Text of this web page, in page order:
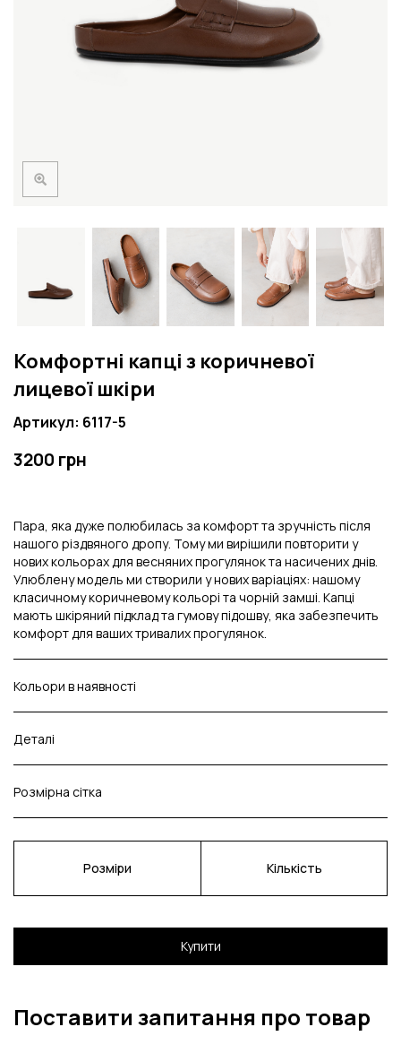
Комфортні капці з коричневої
лицевої шкіри
Артикул: 6117-5
3200 грн
Пара, яка дуже полюбилась за комфорт та зручність після
нашого різдвяного дропу. Тому ми вирішили повторити у
нових кольорах для весняних прогулянок та насичених днів.
Улюблену модель ми створили у нових варіаціях: нашому
класичному коричневому кольорі та чорній замші. Капці
мають шкіряний підклад та гумову підошву, яка забезпечить
комфорт для ваших тривалих прогулянок.
Кольори в наявності
Деталі
Розмірна сітка
Розміри Кількість
Купити
Поставити запитання про товар